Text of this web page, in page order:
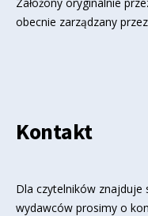
obecnie zarządzany
Kontakt
Dla czytelników znajduje
wydawców prosimy o